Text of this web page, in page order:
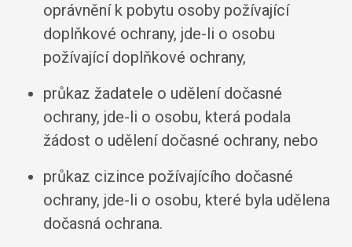
oprávnění k pobytu osoby požívající
doplňkové ochrany, jde-li o osobu
požívající doplňkové ochrany,
průkaz žadatele o udělení dočasné
ochrany, jde-li o osobu, která podala
žádost o udělení dočasné ochrany, nebo
průkaz cizince požívajícího dočasné
ochrany, jde-li o osobu, které byla udělena
dočasná ochrana.